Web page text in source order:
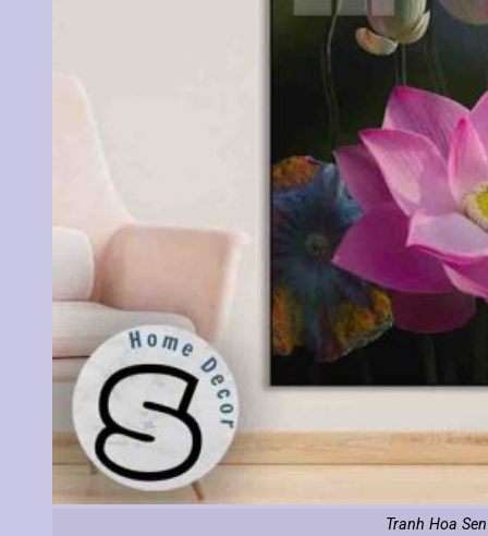
Tranh Hoa